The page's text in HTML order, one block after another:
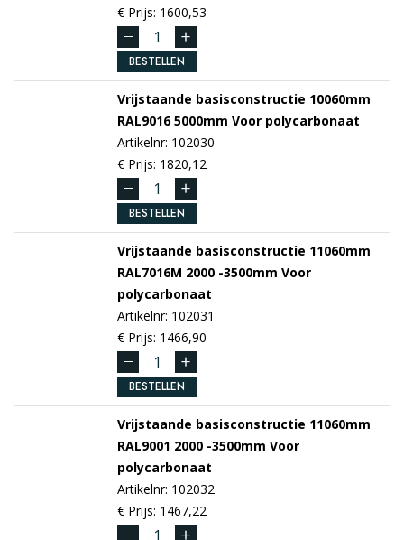
€ Prijs: 1600,53
BESTELLEN
Vrijstaande basisconstructie 10060mm
RAL90165000mm Voor polycarbonaat
Artikelnr: 102030
€ Prijs: 1820,12
BESTELLEN
Vrijstaande basisconstructie 11060mm
RAL7016M 2000 -3500mm Voor
polycarbonaat
Artikelnr: 102031
€ Prijs: 1466,90
BESTELLEN
Vrijstaande basisconstructie 11060mm
RAL9001 2000 -3500mm Voor
polycarbonaat
Artikelnr: 102032
€ Prijs: 1467,22